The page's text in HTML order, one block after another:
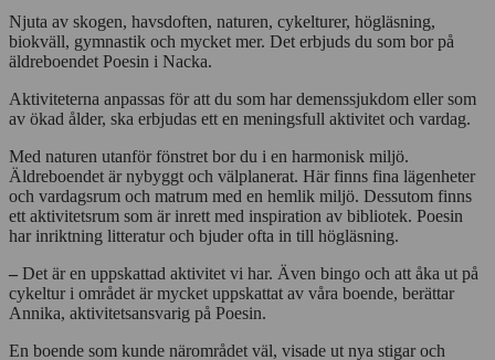
Njuta av skogen, havsdoften, naturen, cykelturer, högläsning,
biokväll, gymnastik och mycket mer. Det erbjuds du som bor på
äldreboendet Poesin i Nacka.
Aktiviteterna anpassas för att du som har demenssjukdom eller som
av ökad ålder, ska erbjudas ett en meningsfull aktivitet och vardag.
Med naturen utanför fönstret bor du i en harmonisk miljö.
Äldreboendet är nybyggt och välplanerat. Här finns fina lägenheter
och vardagsrum och matrum med en hemlik miljö. Dessutom finns
ett aktivitetsrum som är inrett med inspiration av bibliotek. Poesin
har inriktning litteratur och bjuder ofta in till högläsning.
– Det är en uppskattad aktivitet vi har. Även bingo och att åka ut på
cykeltur i området är mycket uppskattat av våra boende, berättar
Annika, aktivitetsansvarig på Poesin.
En boende som kunde närområdet väl, visade ut nya stigar och